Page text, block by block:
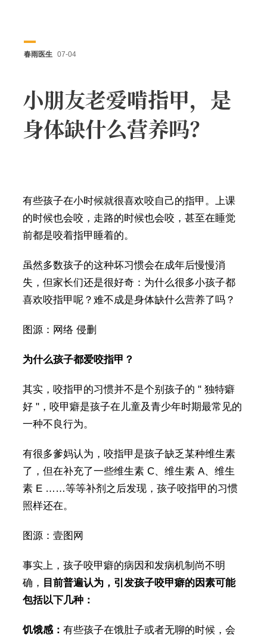
春雨医生 07-04
小朋友老爱啃指甲，是
身体缺什么营养吗？
有些孩子在小时候就很喜欢咬自己的指甲。上课
的时候也会咬，走路的时候也会咬，甚至在睡觉
前都是咬着指甲睡着的。
虽然多数孩子的这种坏习惯会在成年后慢慢消
失，但家长们还是很好奇：为什么很多小孩子都
喜欢咬指甲呢？难不成是身体缺什么营养了吗？
图源：网络 侵删
为什么孩子都爱咬指甲？
其实，咬指甲的习惯并不是个别孩子的 " 独特癖
好 "，咬甲癖是孩子在儿童及青少年时期最常见的
一种不良行为。
有很多爹妈认为，咬指甲是孩子缺乏某种维生素
了，但在补充了一些维生素 C、维生素 A、维生
素 E ……等等补剂之后发现，孩子咬指甲的习惯
照样还在。
图源：壹图网
事实上，孩子咬甲癖的病因和发病机制尚不明
确， 目前普遍认为，引发孩子咬甲癖的因素可能
包括以下几种：
饥饿感： 有些孩子在饿肚子或者无聊的时候，会